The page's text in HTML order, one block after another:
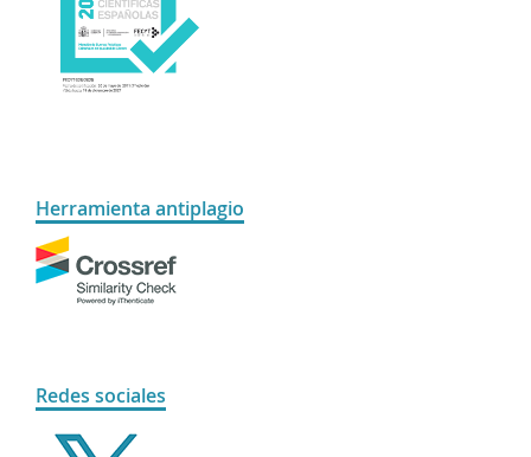
Herramienta antiplagio
Redes sociales